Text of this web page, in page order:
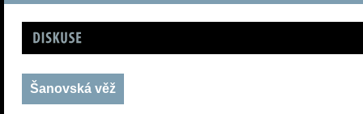
Diskuse
Šanovská věž